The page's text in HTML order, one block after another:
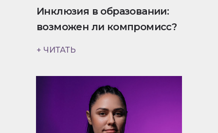
Инклюзия в образовании:
возможен ли компромисс?
+ ЧИТАТЬ